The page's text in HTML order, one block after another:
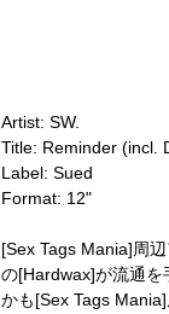
Artist: SW.
Title: Reminder (incl.
Label: Sued
Format: 12"
[Sex Tags Mania]周
の[Hardwax]が流通を
かも[Sex Tags